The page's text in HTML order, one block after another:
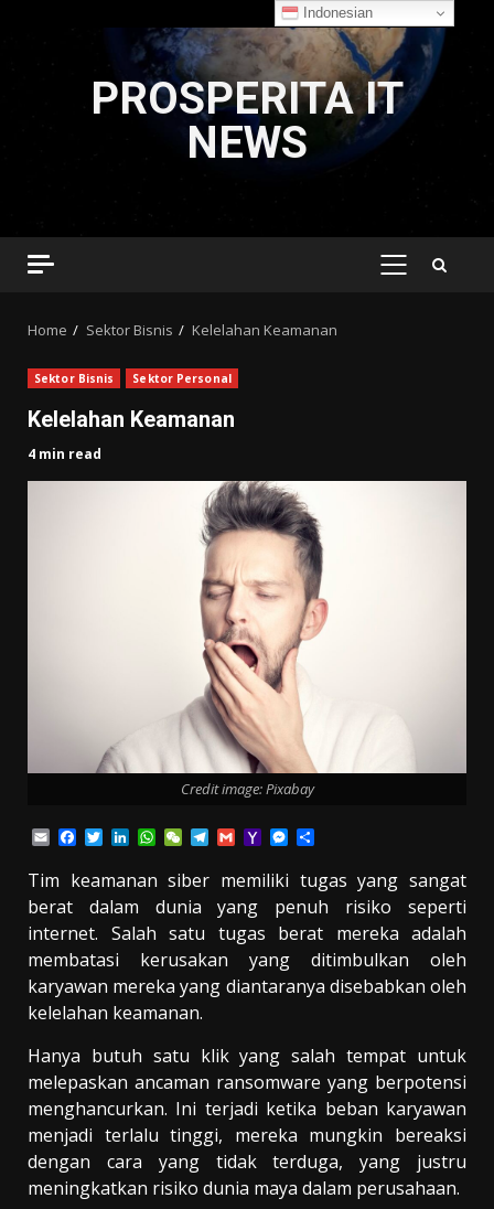
PROSPERITA IT
NEWS
PRIMARY
Home Sektor Bisnis Kelelahan Keamanan
Sektor Bisnis Sektor Personal
Kelelahan Keamanan
4 min read
Credit image: Pixabay
EmailFacebook
TwitterLinkedIn
WhatsApp
WeChatTelegram
GmailYahooMessenger
Tim keamanan siber memiliki tugas yang sangat
berat dalam dunia yang penuh risiko seperti
internet. Salah satu tugas berat mereka adalah
membatasi kerusakan yang ditimbulkan oleh
karyawan mereka yang diantaranya disebabkan oleh
kelelahan keamanan.
Hanya butuh satu klik yang salah tempat untuk
melepaskan ancaman ransomware yang berpotensi
menghancurkan. Ini terjadi ketika beban karyawan
menjadi terlalu tinggi, mereka mungkin bereaksi
dengan cara yang tidak terduga, yang justru
meningkatkan risiko dunia maya dalam perusahaan.
Indonesian